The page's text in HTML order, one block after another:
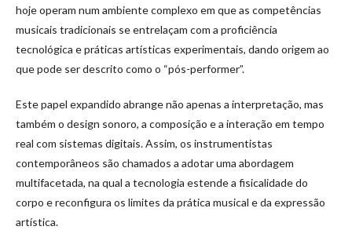
hoje operam num ambiente complexo em que as competências
musicais tradicionais se entrelaçam com a proficiência
tecnológica e práticas artísticas experimentais, dando origem ao
que pode ser descrito como o “pós-performer”.
Este papel expandido abrange não apenas a interpretação, mas
também o design sonoro, a composição e a interação em tempo
real com sistemas digitais. Assim, os instrumentistas
contemporâneos são chamados a adotar uma abordagem
multifacetada, na qual a tecnologia estende a fisicalidade do
corpo e reconfigura os limites da prática musical e da expressão
artística.